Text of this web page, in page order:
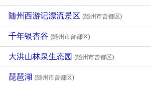
随州西游记漂流景区 (随州市曾都区)
千年银杏谷 (随州市曾都区)
大洪山林泉生态园 (随州市曾都区)
琵琶湖 (随州市曾都区)